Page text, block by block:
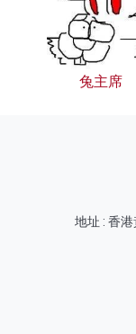
兔主席
地址 : 香